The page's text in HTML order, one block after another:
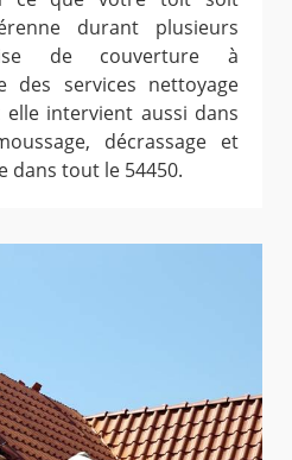
durant plusieurs
de couverture à
des services nettoyage
intervient aussi dans
décrassage et
tout le 54450.